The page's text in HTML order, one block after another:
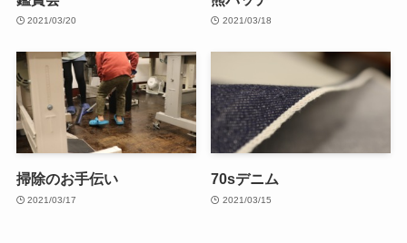
2021/03/20 2021/03/18
掃除のお手伝い
2021/03/17
70sデニム
2021/03/15